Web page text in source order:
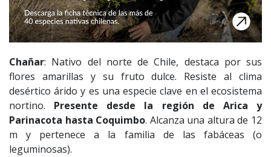
Chañar: Nativo del norte de Chile, destaca por sus
flores amarillas y su fruto dulce. Resiste al clima
desértico árido y es una especie clave en el ecosistema
nortino. Presente desde la región de Arica y
Parinacota hasta Coquimbo. Alcanza una altura de 12
m y pertenece a la familia de las fabáceas (o
leguminosas).